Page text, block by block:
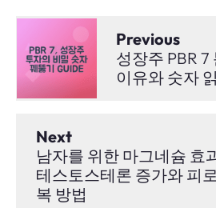
Previous
성장주 PBR
이유와 숫자
Next
남자를 위한 마그네슘 효
테스토스테론 증가와 피
복 방법